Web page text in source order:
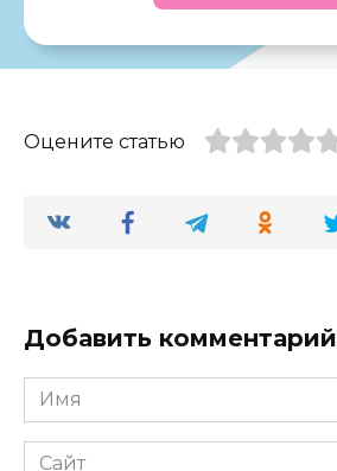
Оцените статью
Добавить комментарий
Имя
*
Сайт